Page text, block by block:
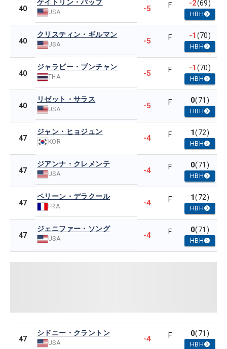
40
ケイトリン・パップ
USA -5 F -2(69)
HBH
40
クリスティン・ギルマン
USA -5 F -1(70)
HBH
40
ジャラビー・ブンチャン
THA -5 F -1(70)
HBH
40
リゼット・サラス
USA -5 F 0(71)
HBH
47
ジャン・ヒョジュン
KOR -4 F 1(72)
HBH
47
ジアンナ・クレメンテ
USA -4 F 0(71)
HBH
47
ペリーン・デラクール
FRA -4 F 1(72)
HBH
47
ジェニファー・ソング
USA -4 F 0(71)
HBH
47
シドニー・クラントン
USA -4 F 0(71)
HBH